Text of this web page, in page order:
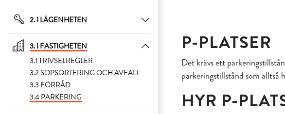
2. I LÄGENHETEN
3. I FASTIGHETEN
3.1 TRIVSELREGLER
3.2 SOPSORTERING OCH AVFALL
3.3 FÖRRÅD
3.4 PARKERING
P-PLATSER
Det krävs ett
parkeringstillstånd som alltså
HYR P-